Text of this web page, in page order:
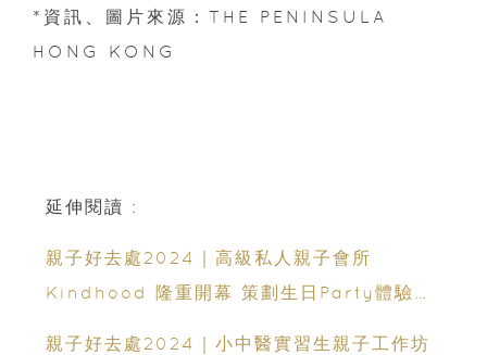
*資訊、圖片來源：THE PENINSULA
HONG KONG
延伸閱讀 :
親子好去處2024｜高級私人親子會所
Kindhood 隆重開幕 策劃生日Party體驗
親子好去處2024｜小中醫實習生親子工作坊